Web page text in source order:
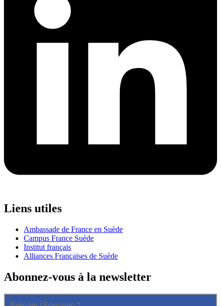
Liens utiles
Ambassade de France en Suède
Campus France Suède
Institut français
Alliances Françaises de Suède
Abonnez-vous à la newsletter